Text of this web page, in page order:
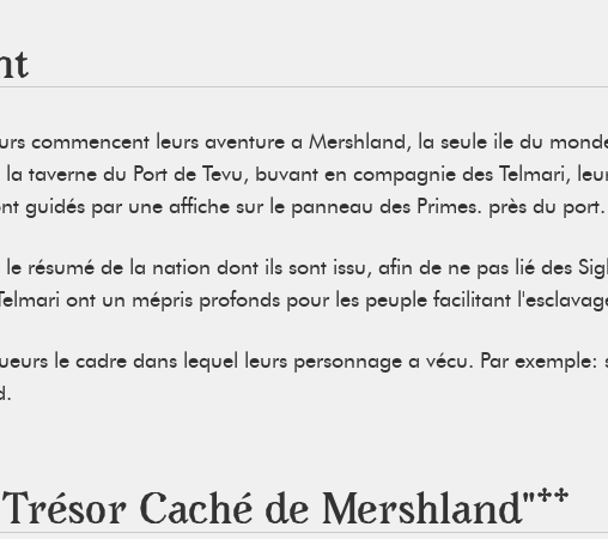
commencent leurs aventure a Mershland, la seule ile du
taverne du Port de Tevu, buvant en compagnie des Telmari,
guidés par une affiche sur le panneau des Primes. près du port.
résumé de la nation dont ils sont issu, afin de ne pas lié des
ont un mépris profonds pour les peuple facilitant
le cadre dans lequel leurs personnage a vécu. Par exemple:
Caché de Mershland"**